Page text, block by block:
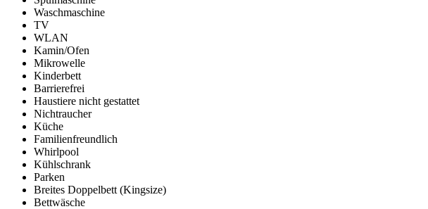
Waschmaschine
TV
WLAN
Kamin/Ofen
Mikrowelle
Kinderbett
Barrierefrei
Haustiere nicht gestattet
Nichtraucher
Küche
Familienfreundlich
Whirlpool
Kühlschrank
Parken
Breites Doppelbett (Kingsize)
Bettwäsche